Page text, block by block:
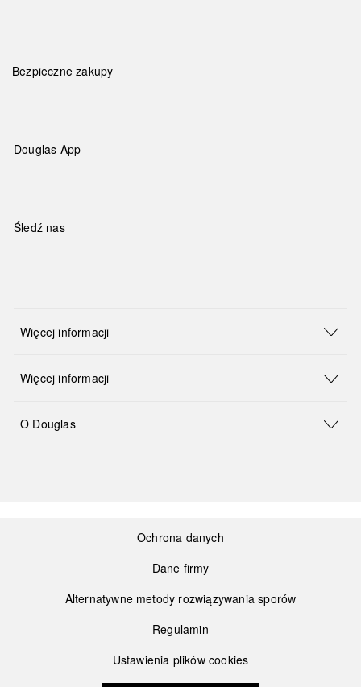
Bezpieczne zakupy
Douglas App
Śledź nas
Więcej informacji
Więcej informacji
O Douglas
Ochrona danych
Dane firmy
Alternatywne metody rozwiązywania sporów
Regulamin
Ustawienia plików cookies